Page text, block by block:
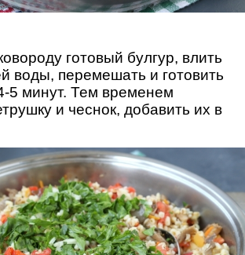
готовый булгур, влить
воды, перемешать и готовить
5 минут. Тем временем
и чеснок, добавить их в